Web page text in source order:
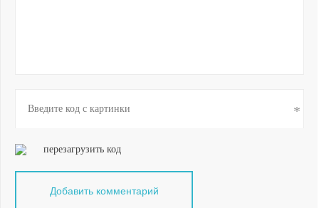
перезагрузить код